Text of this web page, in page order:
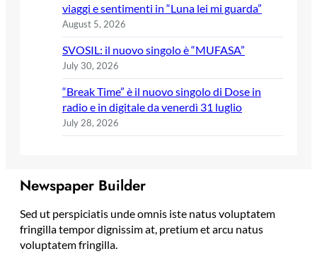
viaggi e sentimenti in “Luna lei mi guarda”
August 5, 2026
SVOSIL: il nuovo singolo è “MUFASA”
July 30, 2026
“Break Time” è il nuovo singolo di Dose in
radio e in digitale da venerdì 31 luglio
July 28, 2026
Newspaper Builder
Sed ut perspiciatis unde omnis iste natus voluptatem
fringilla tempor dignissim at, pretium et arcu natus
voluptatem fringilla.